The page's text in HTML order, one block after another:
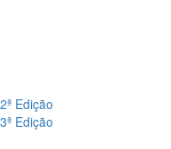
Edição
Edição